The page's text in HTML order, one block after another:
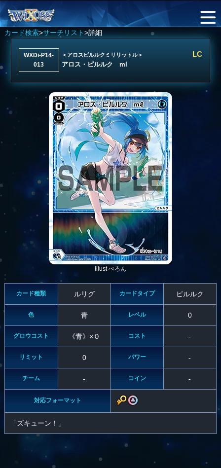
カード検索>サーチリスト>詳細
WXDi-P14-
013
＜アロスピルルクミリリットル＞
アロス・ピルルク ml
LC
Illust ぺろん
カード種類 ルリグ カードタイプ ピルルク
色 青 レベル 0
グロウコスト 《青》×０ コスト -
リミット 0 パワー -
チーム - コイン -
対応フォーマット
「ズキューン！」